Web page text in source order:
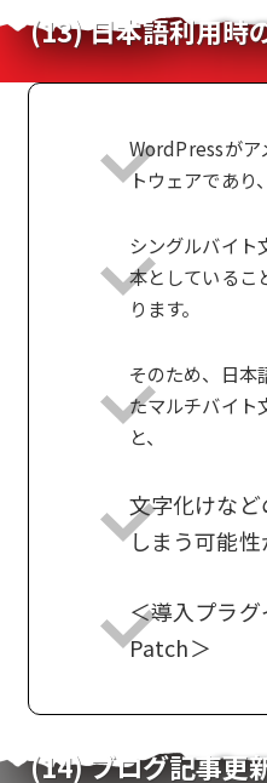
(13) 日本語利用時
WordPressがア
トウェアであり、
シングルバイト
本としているこ
ります。
そのため、日本
たマルチバイト
と、
文字化けな
しまう可能性
＜導入プラ
Patch＞
(14) ブログ記事更